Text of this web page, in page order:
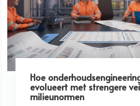
Hoe
evolueert met strengere
milieunormen